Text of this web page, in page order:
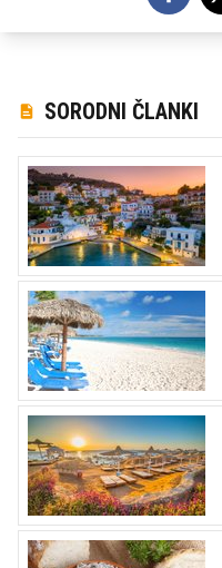
SORODNI ČLANKI